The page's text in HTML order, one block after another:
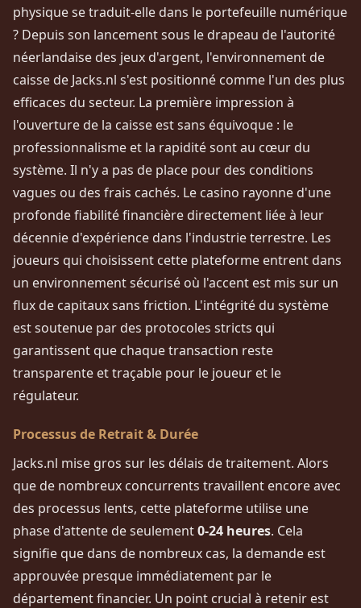
physique se traduit-elle dans le portefeuille numérique
? Depuis son lancement sous le drapeau de l'autorité
néerlandaise des jeux d'argent, l'environnement de
caisse de Jacks.nl s'est positionné comme l'un des plus
efficaces du secteur. La première impression à
l'ouverture de la caisse est sans équivoque : le
professionnalisme et la rapidité sont au cœur du
système. Il n'y a pas de place pour des conditions
vagues ou des frais cachés. Le casino rayonne d'une
profonde fiabilité financière directement liée à leur
décennie d'expérience dans l'industrie terrestre. Les
joueurs qui choisissent cette plateforme entrent dans
un environnement sécurisé où l'accent est mis sur un
flux de capitaux sans friction. L'intégrité du système
est soutenue par des protocoles stricts qui
garantissent que chaque transaction reste
transparente et traçable pour le joueur et le
régulateur.
Processus de Retrait & Durée
Jacks.nl mise gros sur les délais de traitement. Alors
que de nombreux concurrents travaillent encore avec
des processus lents, cette plateforme utilise une
phase d'attente de seulement0-24 heures. Cela
signifie que dans de nombreux cas, la demande est
approuvée presque immédiatement par le
département financier. Un point crucial à retenir est